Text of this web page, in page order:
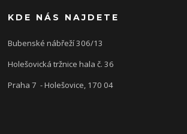
KDE NÁS NAJDETE
Bubenské nábřeží 306/13
Holešovická tržnice hala č. 36
Praha 7 - Holešovice, 170 04